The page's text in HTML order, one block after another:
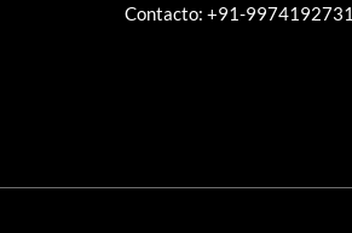
Contacto: +91-9974192731